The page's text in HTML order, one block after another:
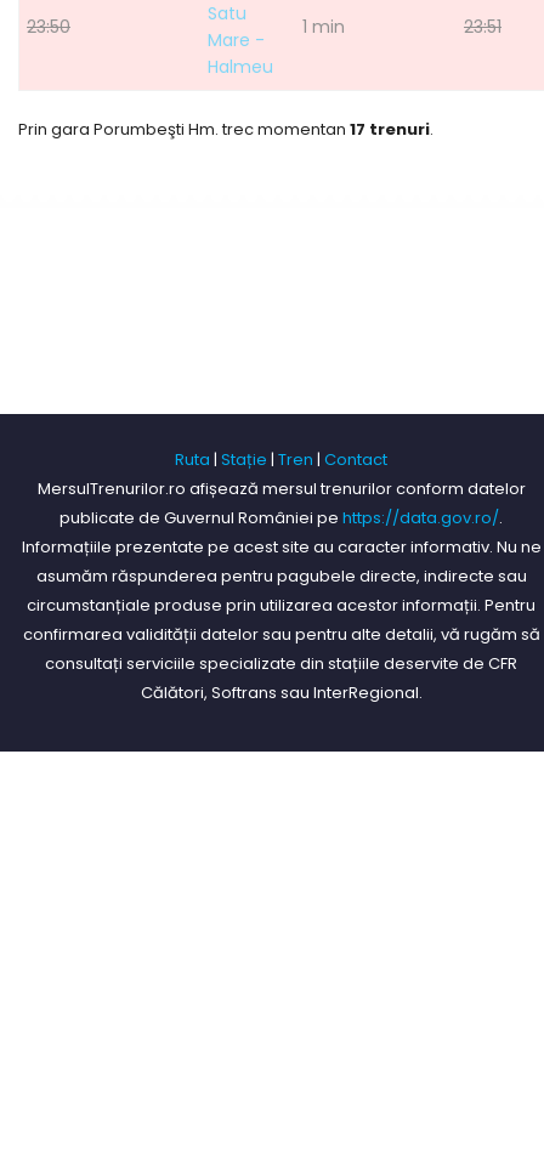
23:50
Satu
Mare -
Halmeu
1 min 23:51
Prin gara Porumbeşti Hm. trec momentan 17 trenuri.
Ruta | Stație | Tren | Contact
MersulTrenurilor.ro afișează mersul trenurilor conform datelor
publicate de Guvernul României pe https://data.gov.ro/.
Informațiile prezentate pe acest site au caracter informativ. Nu ne
asumăm răspunderea pentru pagubele directe, indirecte sau
circumstanțiale produse prin utilizarea acestor informații. Pentru
confirmarea validității datelor sau pentru alte detalii, vă rugăm să
consultați serviciile specializate din stațiile deservite de CFR
Călători, Softrans sau InterRegional.